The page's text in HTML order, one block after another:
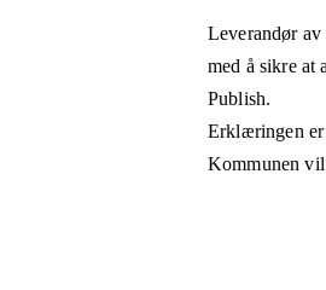
Leverandør
med å sikre at
Publish.
Erklæringen er
Kommunen vil